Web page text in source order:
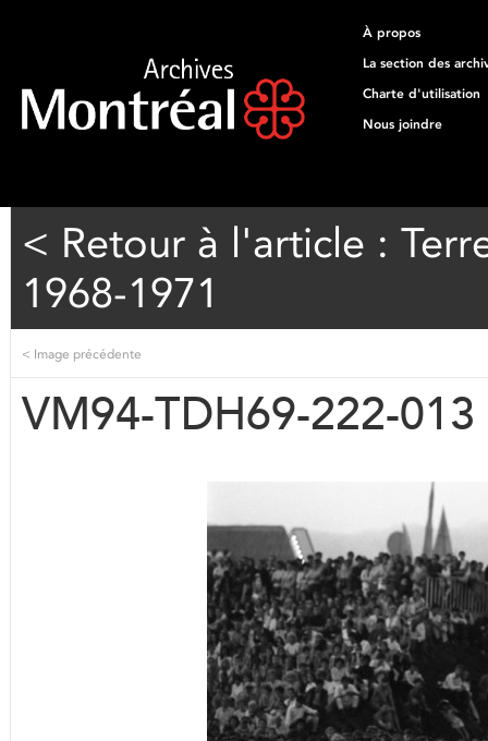
À propos
La section des
Charte d'utilisation
Nous joindre
< Retour à l'article :
1968-1971
< Image précédente
VM94-TDH69-222-013